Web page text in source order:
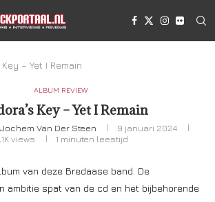
Key – Yet I Remain
ALBUM REVIEW
Key – Yet I Remain
Jochem Van Der Steen
9 januari 2024
views 1 minuten leestijd
van deze Bredaase band. De
ambitie spat van de cd en het bijbehorende